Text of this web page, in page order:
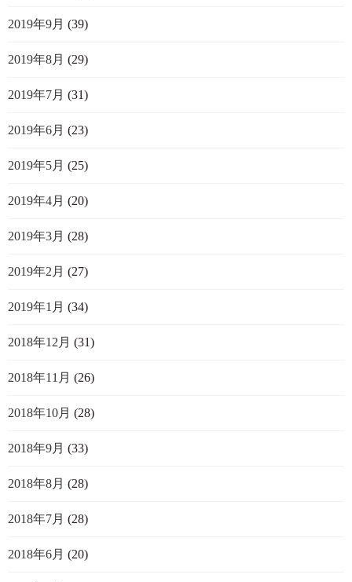
2019年9月 (39)
2019年8月 (29)
2019年7月 (31)
2019年6月 (23)
2019年5月 (25)
2019年4月 (20)
2019年3月 (28)
2019年2月 (27)
2019年1月 (34)
2018年12月 (31)
2018年11月 (26)
2018年10月 (28)
2018年9月 (33)
2018年8月 (28)
2018年7月 (28)
2018年6月 (20)